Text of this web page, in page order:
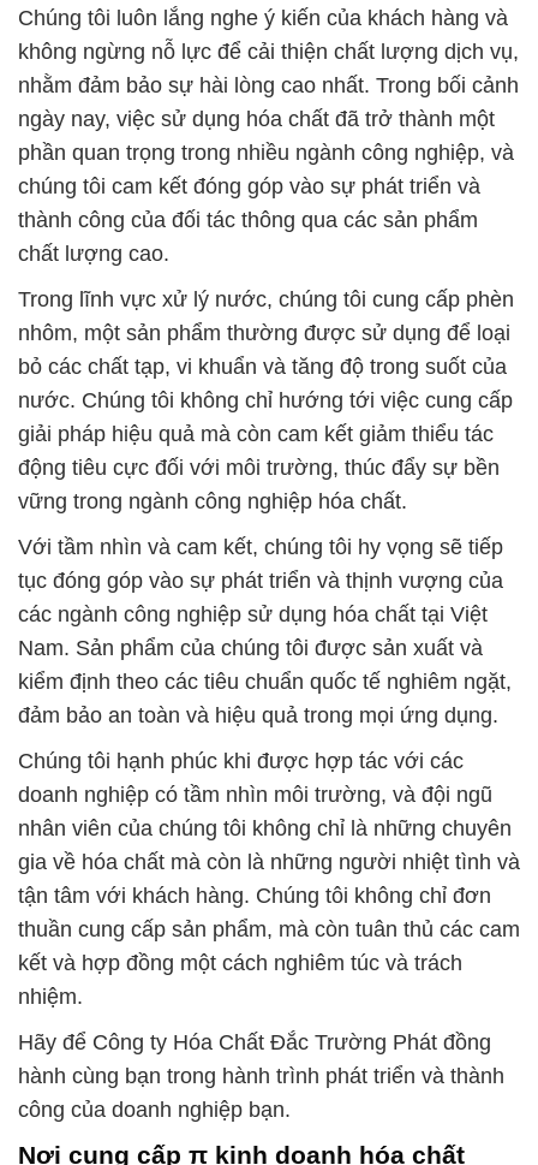
Chúng tôi luôn lắng nghe ý kiến của khách hàng và
không ngừng nỗ lực để cải thiện chất lượng dịch vụ,
nhằm đảm bảo sự hài lòng cao nhất. Trong bối cảnh
ngày nay, việc sử dụng hóa chất đã trở thành một
phần quan trọng trong nhiều ngành công nghiệp, và
chúng tôi cam kết đóng góp vào sự phát triển và
thành công của đối tác thông qua các sản phẩm
chất lượng cao.
Trong lĩnh vực xử lý nước, chúng tôi cung cấp phèn
nhôm, một sản phẩm thường được sử dụng để loại
bỏ các chất tạp, vi khuẩn và tăng độ trong suốt của
nước. Chúng tôi không chỉ hướng tới việc cung cấp
giải pháp hiệu quả mà còn cam kết giảm thiểu tác
động tiêu cực đối với môi trường, thúc đẩy sự bền
vững trong ngành công nghiệp hóa chất.
Với tầm nhìn và cam kết, chúng tôi hy vọng sẽ tiếp
tục đóng góp vào sự phát triển và thịnh vượng của
các ngành công nghiệp sử dụng hóa chất tại Việt
Nam. Sản phẩm của chúng tôi được sản xuất và
kiểm định theo các tiêu chuẩn quốc tế nghiêm ngặt,
đảm bảo an toàn và hiệu quả trong mọi ứng dụng.
Chúng tôi hạnh phúc khi được hợp tác với các
doanh nghiệp có tầm nhìn môi trường, và đội ngũ
nhân viên của chúng tôi không chỉ là những chuyên
gia về hóa chất mà còn là những người nhiệt tình và
tận tâm với khách hàng. Chúng tôi không chỉ đơn
thuần cung cấp sản phẩm, mà còn tuân thủ các cam
kết và hợp đồng một cách nghiêm túc và trách
nhiệm.
Hãy để Công ty Hóa Chất Đắc Trường Phát đồng
hành cùng bạn trong hành trình phát triển và thành
công của doanh nghiệp bạn.
Nơi cung cấp π kinh doanh hóa chất